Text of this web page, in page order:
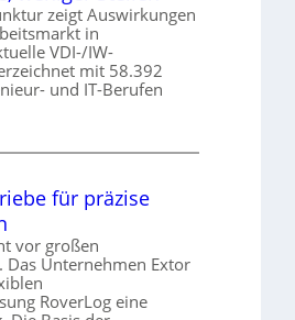
zeigt Auswirkungen
in
VDI-/IW-
mit 58.392
und IT-Berufen
für präzise
vor großen
Das Unternehmen Extor
RoverLog eine